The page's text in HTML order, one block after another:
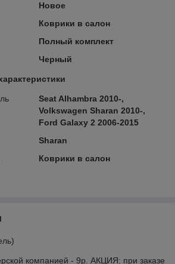
Новое
Коврики в салон
Полный комплект
Черный
Seat Alhambra 2010-,
Volkswagen Sharan 2010-,
Ford Galaxy 2 2006-2015
Sharan
Коврики в салон
компанией - 9р. АКЦИЯ: при заказе